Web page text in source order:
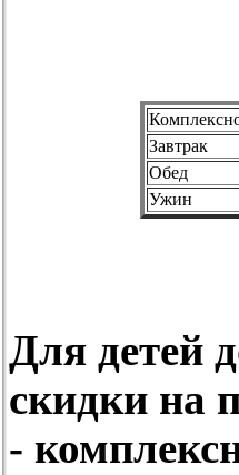
Завтрак
Обед
Ужин
Для детей
скидки на
-